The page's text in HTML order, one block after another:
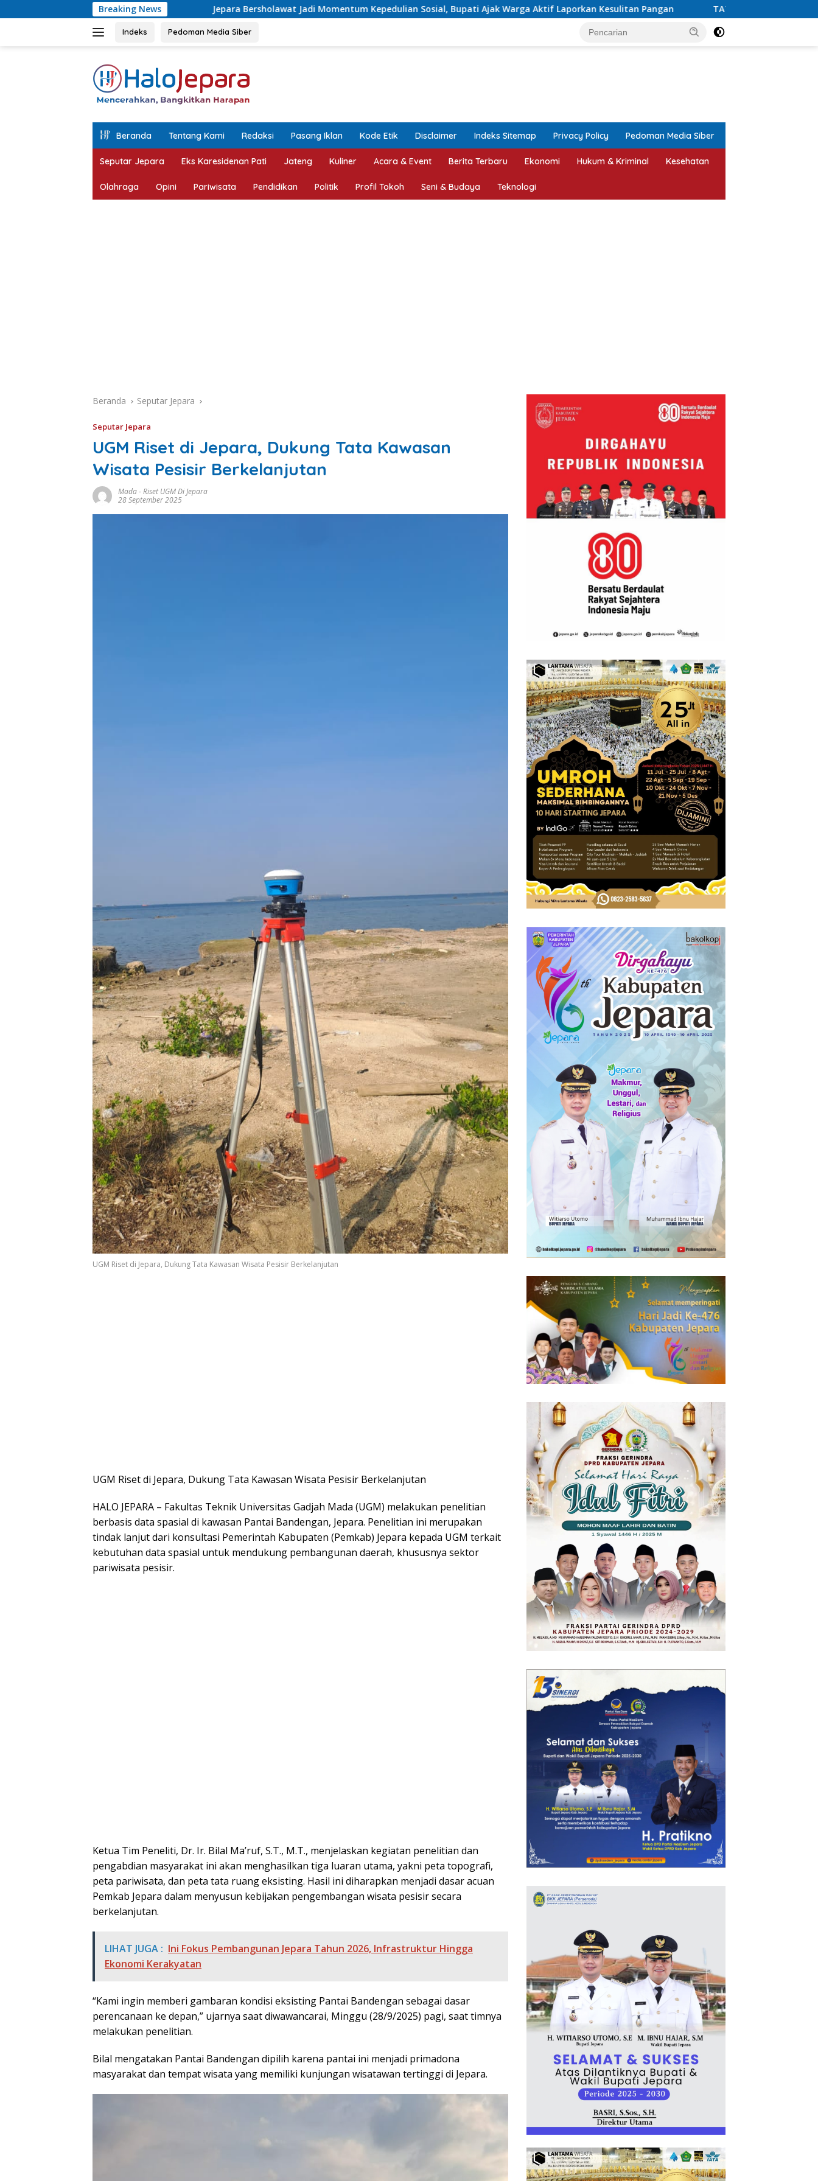
ke
Breaking News
Jepara Bersholawat Jadi Momentum Kepedulian Sosial, Bupati Ajak Warga Aktif Laporkan Kesulitan Pangan TATAH 2026 Berakhir, Perjalanan Merawat Seni Ukir
Indeks Pedoman Media Siber
Beranda Tentang Kami Redaksi Pasang Iklan Kode Etik Disclaimer Indeks Sitemap Privacy Policy Pedoman Media Siber
Seputar Jepara Eks Karesidenan Pati Jateng Kuliner Acara & Event Berita Terbaru Ekonomi Hukum & Kriminal Kesehatan
Olahraga Opini Pariwisata Pendidikan Politik Profil Tokoh Seni & Budaya Teknologi
Beranda Seputar Jepara
Seputar Jepara
UGM Riset di Jepara, Dukung Tata Kawasan
Wisata Pesisir Berkelanjutan
Mada-Riset UGM Di Jepara
28 September 2025
UGM Riset di Jepara, Dukung Tata Kawasan Wisata Pesisir Berkelanjutan
UGM Riset di Jepara, Dukung Tata Kawasan Wisata Pesisir Berkelanjutan
HALO JEPARA – Fakultas Teknik Universitas Gadjah Mada (UGM) melakukan penelitian
berbasis data spasial di kawasan Pantai Bandengan, Jepara. Penelitian ini merupakan
tindak lanjut dari konsultasi Pemerintah Kabupaten (Pemkab) Jepara kepada UGM terkait
kebutuhan data spasial untuk mendukung pembangunan daerah, khususnya sektor
pariwisata pesisir.
Ketua Tim Peneliti, Dr. Ir. Bilal Ma’ruf, S.T., M.T., menjelaskan kegiatan penelitian dan
pengabdian masyarakat ini akan menghasilkan tiga luaran utama, yakni peta topografi,
peta pariwisata, dan peta tata ruang eksisting. Hasil ini diharapkan menjadi dasar acuan
Pemkab Jepara dalam menyusun kebijakan pengembangan wisata pesisir secara
berkelanjutan.
LIHAT JUGA : Ini Fokus Pembangunan Jepara Tahun 2026, Infrastruktur Hingga
Ekonomi Kerakyatan
“Kami ingin memberi gambaran kondisi eksisting Pantai Bandengan sebagai dasar
perencanaan ke depan,” ujarnya saat diwawancarai, Minggu (28/9/2025) pagi, saat timnya
melakukan penelitian.
Bilal mengatakan Pantai Bandengan dipilih karena pantai ini menjadi primadona
masyarakat dan tempat wisata yang memiliki kunjungan wisatawan tertinggi di Jepara.